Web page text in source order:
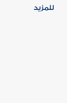
للمزيد